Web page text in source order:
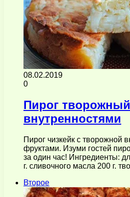
08.02.2019
0
Пирог
внутренностями
Пирог чизкейк с творожной
фруктами. Изуми гостей
за один час! Ингредиенты:
г. сливочного масла 200 г.
Второе